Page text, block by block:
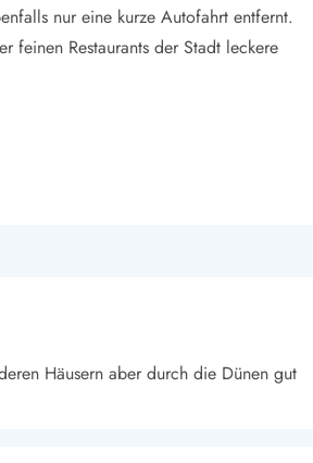
nur eine kurze Autofahrt entfernt.
feinen Restaurants der Stadt leckere
Häusern aber durch die Dünen gut